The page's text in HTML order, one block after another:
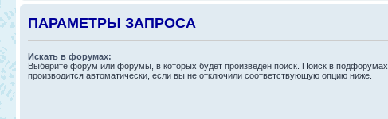
ПАРАМЕТРЫ ЗАПРОСА
Искать в форумах:
Выберите форум или форумы, в которых будет произведён поиск. Поиск в подфорумах
производится автоматически, если вы не отключили соответствующую опцию ниже.